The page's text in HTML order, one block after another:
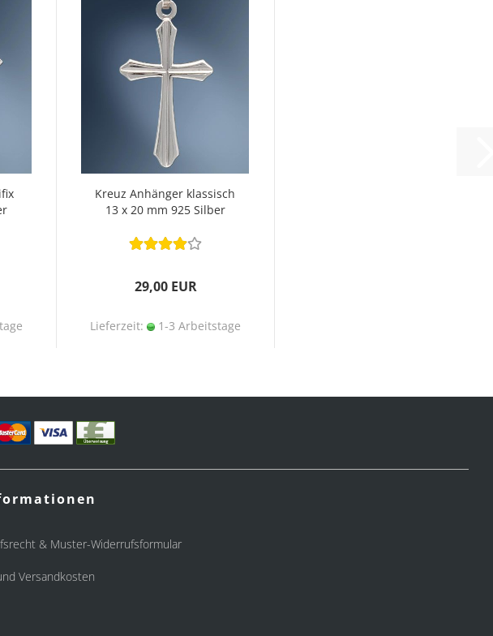
Kreuz Anhänger klassisch
13 x 20 mm 925 Silber
29,00 EUR
Lieferzeit: 1-3 Arbeitstage
& Muster-Widerrufsformular
Versandkosten